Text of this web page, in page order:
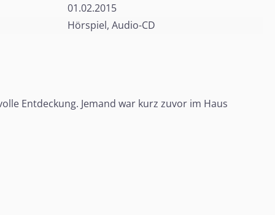
01.02.2015
Hörspiel, Audio-CD
Entdeckung. Jemand war kurz zuvor im Haus